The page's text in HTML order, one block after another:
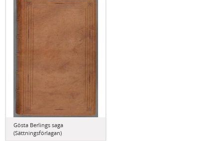
Gösta Berlings saga
(Sättningsförlagan)